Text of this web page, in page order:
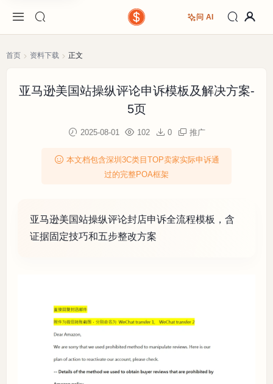
问 AI
首页 资料下载 正文
亚马逊美国站操纵评论申诉模板及解决方案-
5页
2025-08-01 102 0 推广
本文档包含深圳3C类目TOP卖家实际申诉通
过的完整POA框架
亚马逊美国站操纵评论封店申诉全流程模板，含
证据固定技巧和五步整改方案